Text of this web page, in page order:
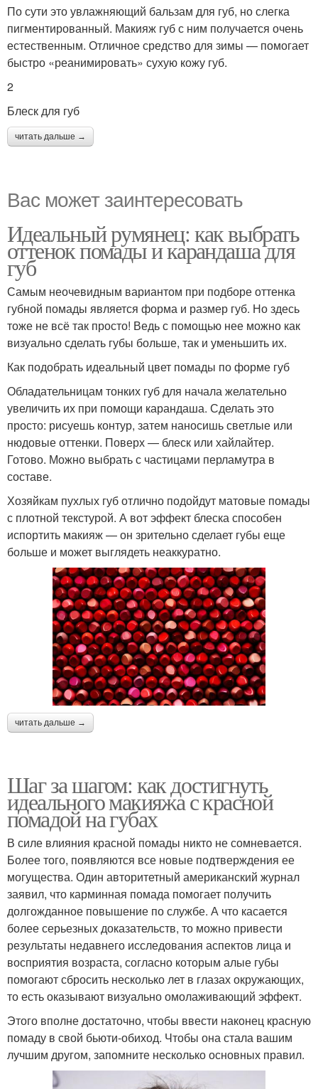
По сути это увлажняющий бальзам для губ, но слегка
пигментированный. Макияж губ с ним получается очень
естественным. Отличное средство для зимы — помогает
быстро «реанимировать» сухую кожу губ.
2
Блеск для губ
читать дальше →
Вас может заинтересовать
Идеальный румянец: как выбрать
оттенок помады и карандаша для
губ
Самым неочевидным вариантом при подборе оттенка
губной помады является форма и размер губ. Но здесь
тоже не всё так просто! Ведь с помощью нее можно как
визуально сделать губы больше, так и уменьшить их.
Как подобрать идеальный цвет помады по форме губ
Обладательницам тонких губ для начала желательно
увеличить их при помощи карандаша. Сделать это
просто: рисуешь контур, затем наносишь светлые или
нюдовые оттенки. Поверх — блеск или хайлайтер.
Готово. Можно выбрать с частицами перламутра в
составе.
Хозяйкам пухлых губ отлично подойдут матовые помады
с плотной текстурой. А вот эффект блеска способен
испортить макияж — он зрительно сделает губы еще
больше и может выглядеть неаккуратно.
читать дальше →
Шаг за шагом: как достигнуть
идеального макияжа с красной
помадой на губах
В силе влияния красной помады никто не сомневается.
Более того, появляются все новые подтверждения ее
могущества. Один авторитетный американский журнал
заявил, что карминная помада помогает получить
долгожданное повышение по службе. А что касается
более серьезных доказательств, то можно привести
результаты недавнего исследования аспектов лица и
восприятия возраста, согласно которым алые губы
помогают сбросить несколько лет в глазах окружающих,
то есть оказывают визуально омолаживающий эффект.
Этого вполне достаточно, чтобы ввести наконец красную
помаду в свой бьюти-обиход. Чтобы она стала вашим
лучшим другом, запомните несколько основных правил.